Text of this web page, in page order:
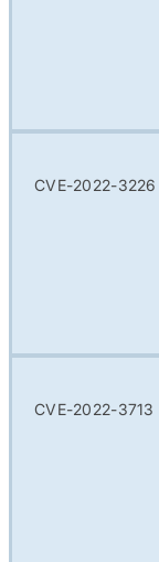
CVE-2022-3226
CVE-2022-3713